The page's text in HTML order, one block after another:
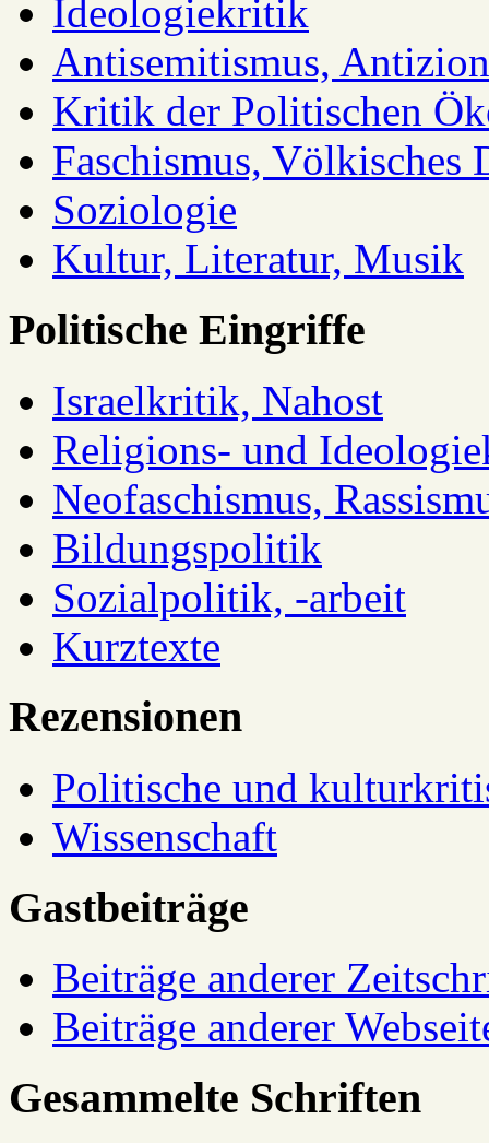
Ideologiekritik
Antisemitismus,
Kritik der Politischen
Faschismus, Völkisches
Soziologie
Kultur, Literatur, Musik
Politische Eingriffe
Israelkritik, Nahost
Religions- und
Neofaschismus,
Bildungspolitik
Sozialpolitik, -arbeit
Kurztexte
Rezensionen
Politische und
Wissenschaft
Gastbeiträge
Beiträge anderer
Beiträge anderer
Gesammelte Schriften